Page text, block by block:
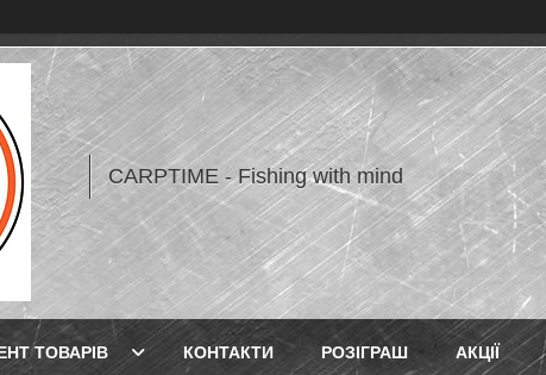
CARPTIME - Fishing with mind
ТОВАРІВ КОНТАКТИ РОЗІГРАШ АКЦІЇ